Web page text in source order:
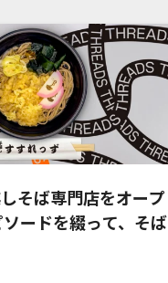
そば専門店をオープ
ードを綴って、そば